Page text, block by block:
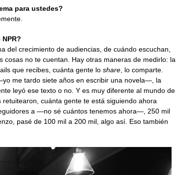
para ustedes?
del crecimiento de audiencias, de cuándo escuchan,
cosas no te cuentan. Hay otras maneras de medirlo: la
que recibes, cuánta gente loshare, lo comparte.
me tardo siete años en escribir una novela—, la
leyó ese texto o no. Y es muy diferente al mundo de
cuánta gente te está siguiendo ahora
a —no sé cuántos tenemos ahora—, 250 mil
pasé de 100 mil a 200 mil, algo así. Eso también